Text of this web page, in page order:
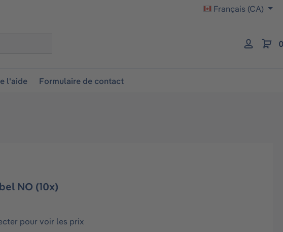
Français (CA)
l'aide Formulaire de contact
NO (10x)
pour voir les prix